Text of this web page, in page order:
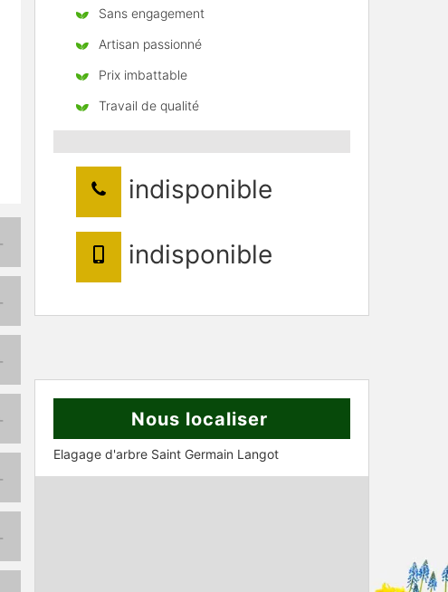
Sans engagement
Artisan passionné
Prix imbattable
Travail de qualité
indisponible
indisponible
Nous localiser
Elagage d'arbre Saint Germain Langot